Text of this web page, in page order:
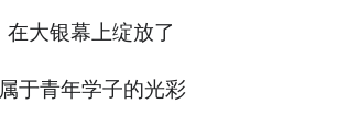
在大银幕上绽放了
属于青年学子的光彩